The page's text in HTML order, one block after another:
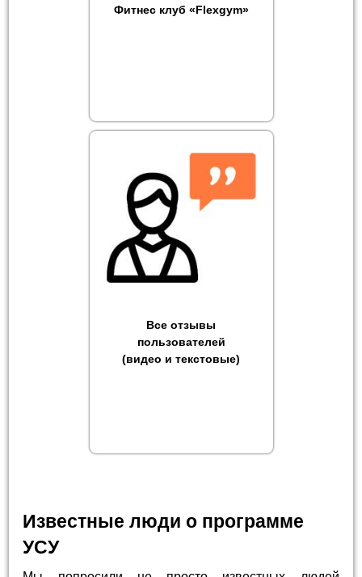
Фитнес клуб «Flexgym»
Все отзывы
пользователей
(видео и текстовые)
Известные люди о программе
УСУ